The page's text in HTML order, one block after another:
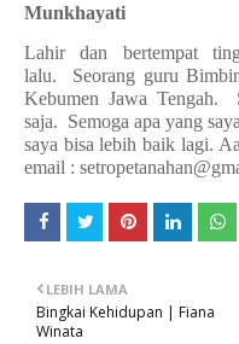
Munkhayati
Lahir dan bertempat
lalu.
Seorang guru
Kebumen Jawa Tengah.
saja. Semoga apa yang
saya bisa lebih baik lagi.
email :
LEBIH LAMA
Bingkai Kehidupan | Fiana
Winata